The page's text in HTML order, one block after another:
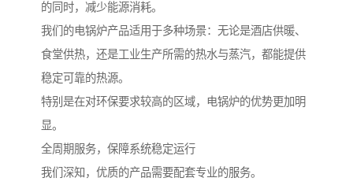
的同时，减少能源消耗。
我们的电锅炉产品适用于多种场景：无论是酒店供暖、
食堂供热，还是工业生产所需的热水与蒸汽，都能提供
稳定可靠的热源。
特别是在对环保要求较高的区域，电锅炉的优势更加明
显。
全周期服务，保障系统稳定运行
我们深知，优质的产品需要配套专业的服务。